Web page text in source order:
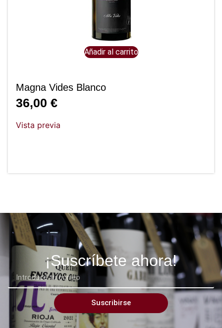
Añadir al carrito
Magna Vides Blanco
36,00 €
Vista previa
¡Suscríbete ahora!
Suscribirse